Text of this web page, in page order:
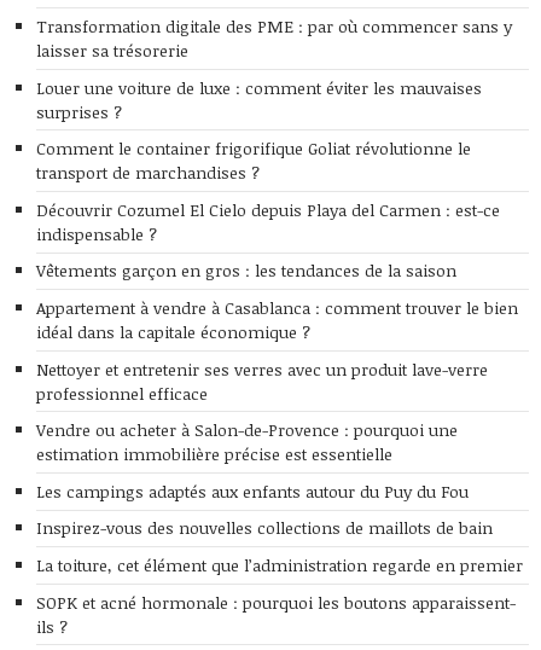
Transformation digitale des PME : par où commencer sans y
laisser sa trésorerie
Louer une voiture de luxe : comment éviter les mauvaises
surprises ?
Comment le container frigorifique Goliat révolutionne le
transport de marchandises ?
Découvrir Cozumel El Cielo depuis Playa del Carmen : est-ce
indispensable ?
Vêtements garçon en gros : les tendances de la saison
Appartement à vendre à Casablanca : comment trouver le bien
idéal dans la capitale économique ?
Nettoyer et entretenir ses verres avec un produit lave-verre
professionnel efficace
Vendre ou acheter à Salon-de-Provence : pourquoi une
estimation immobilière précise est essentielle
Les campings adaptés aux enfants autour du Puy du Fou
Inspirez-vous des nouvelles collections de maillots de bain
La toiture, cet élément que l’administration regarde en premier
SOPK et acné hormonale : pourquoi les boutons apparaissent-
ils ?